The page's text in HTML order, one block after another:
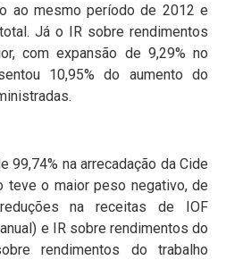
ao mesmo período de 2012 e
Já o IR sobre rendimentos
com expansão de 9,29% no
10,95% do aumento do
99,74% na arrecadação da Cide
teve o maior peso negativo, de
na receitas de IOF
e IR sobre rendimentos do
rendimentos do trabalho